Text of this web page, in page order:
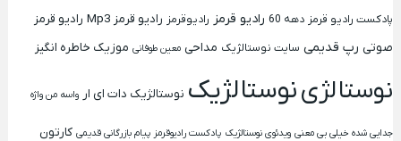
پادکست رادیو قرمز دهه 60 رادیو قرمز رادیوقرمز رادیو قرمز Mp3
رادیو قرمز
صوتی رپ قدیمی سایت نوستالژیک مداحی معین طوفانی موزیک خاطره انگیز
نوستالژینوستالژیک نوستالژیک دات ای ار واسه من واژه
جدایی شده خیلی بی معنی ویدئوی نوستالژیک پادکست رادیوقرمز پیام بازرگانی قدیمی کارتون